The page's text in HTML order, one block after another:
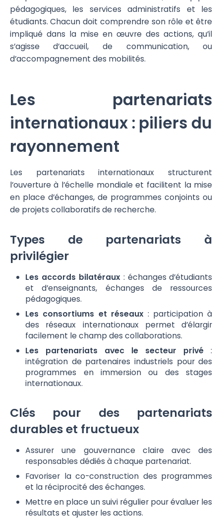
pédagogiques, les services administratifs et les
étudiants. Chacun doit comprendre son rôle et être
impliqué dans la mise en œuvre des actions, qu’il
s’agisse d’accueil, de communication, ou
d’accompagnement des mobilités.
Les partenariats
internationaux : piliers du
rayonnement
Les partenariats internationaux structurent
l’ouverture à l’échelle mondiale et facilitent la mise
en place d’échanges, de programmes conjoints ou
de projets collaboratifs de recherche.
Types de partenariats à
privilégier
Les accords bilatéraux: échanges d’étudiants
et d’enseignants, échanges de ressources
pédagogiques.
Les consortiums et réseaux: participation à
des réseaux internationaux permet d’élargir
facilement le champ des collaborations.
Les partenariats avec le secteur privé :
intégration de partenaires industriels pour des
programmes en immersion ou des stages
internationaux.
Clés pour des partenariats
durables et fructueux
Assurer une gouvernance claire avec des
responsables dédiés à chaque partenariat.
Favoriser la co-construction des programmes
et la réciprocité des échanges.
Mettre en place un suivi régulier pour évaluer les
résultats et ajuster les actions.